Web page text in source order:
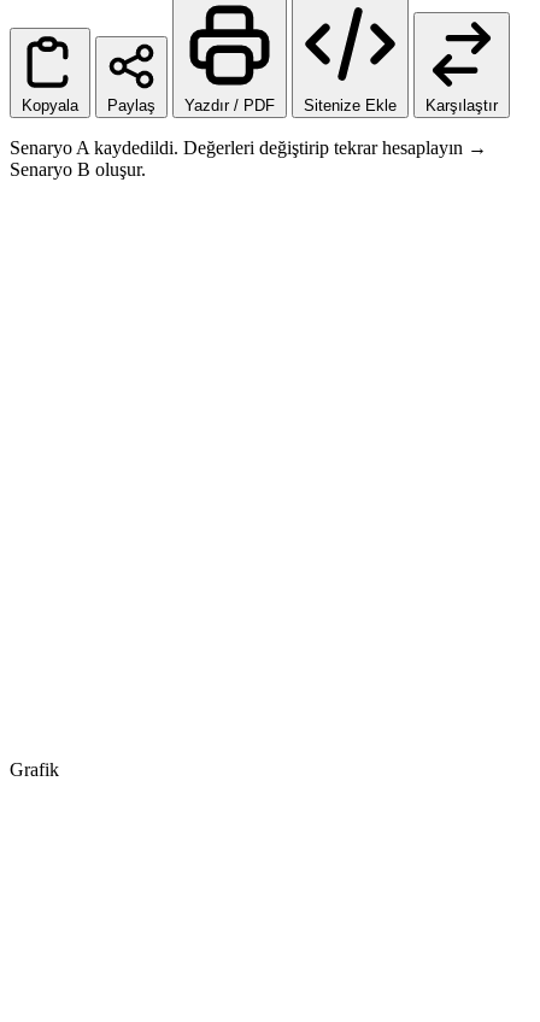
Kopyala Paylaş Yazdır / PDF Sitenize Ekle Karşılaştır
Senaryo A kaydedildi. Değerleri değiştirip tekrar hesaplayın →
Senaryo B oluşur.
Grafik